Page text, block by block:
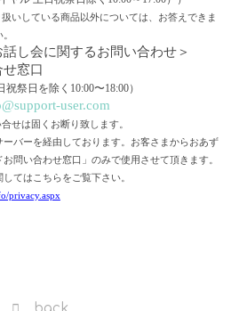
いしている商品以外については、お答えできま
し会に関するお問い合わせ＞
窓口
祝祭日を除く 10:00〜18:00）
user.com
せは固くお断り致します。
ーバーを経由しております。お客さまからおあず
問い合わせ窓口」のみで使用させて頂きます。
てはこちらをご覧下さい。
privacy.aspx